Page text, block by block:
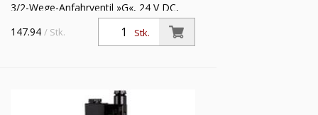
3/2-Wege-Anfahrventil »G«, 24 V DC,
mit Haltewinkel und Schalldämpfer, BG
400, G 3/8, Eingangsdruck 2,5 - 9 bar
Stk.
147.94 / Stk.